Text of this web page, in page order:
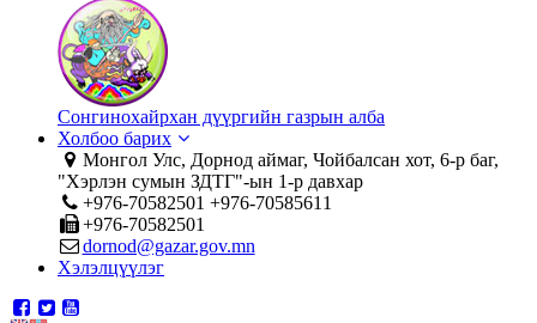
Сонгинохайрхан дүүргийн газрын алба
Холбоо барих
Монгол Улс, Дорнод аймаг, Чойбалсан хот, 6-р баг,
"Хэрлэн сумын ЗДТГ"-ын 1-р давхар
+976-70582501 +976-70585611
+976-70582501
dornod@gazar.gov.mn
Хэлэлцүүлэг